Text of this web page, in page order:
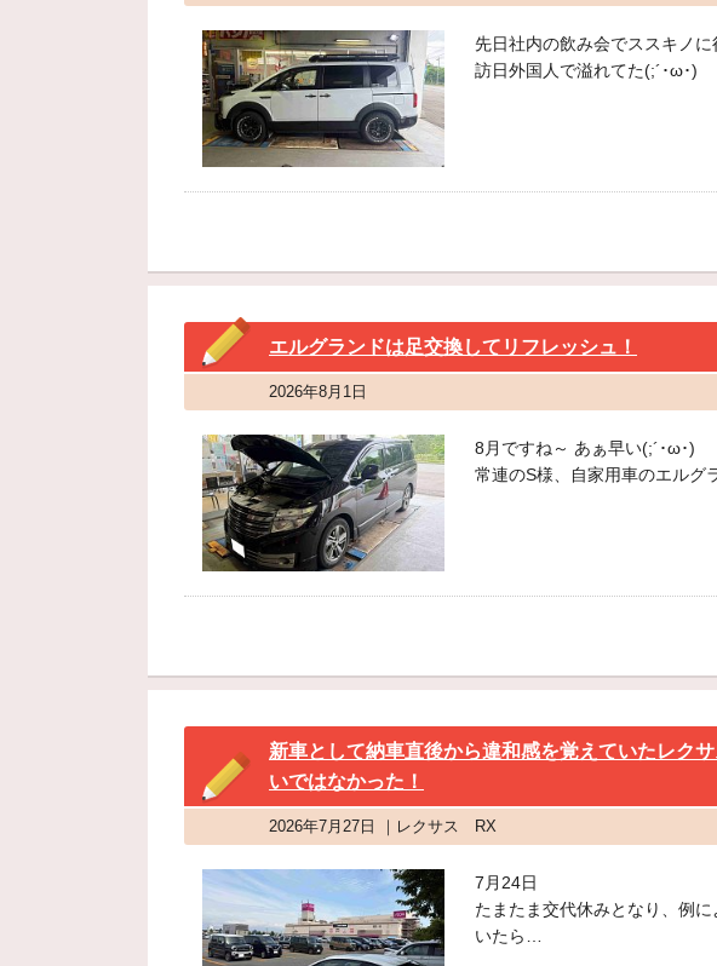
先日社内の飲み会でススキノに
訪日外国人で溢れてた(;´･ω･)
エルグランドは足交換してリフレッシュ！
2026年8月1日
8月ですね～ あぁ早い(;´･ω･)
常連のS様、自家用車のエルグ
新車として納車直後から違和感を覚えていたレク
いではなかった！
2026年7月27日 ｜レクサス RX
7月24日
たまたま交代休みとなり、例
いたら…